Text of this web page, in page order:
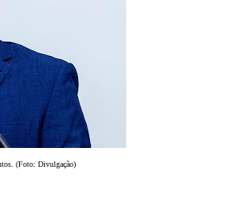
(Foto: Divulgação)